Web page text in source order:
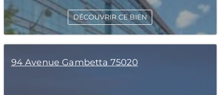
DÉCOUVRIR CE BIEN
94 Avenue Gambetta 75020